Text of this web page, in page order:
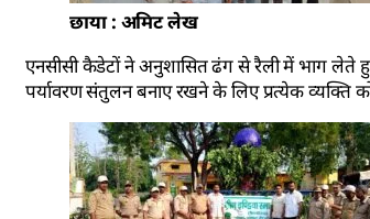
छाया : अमिट लेख
एनसीसी कैडेटों ने अनुशासित ढंग से रैली में भाग लेते
पर्यावरण संतुलन बनाए रखने के लिए प्रत्येक व्यक्ति